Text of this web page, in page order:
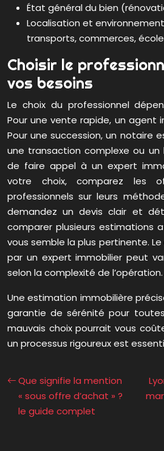
État général du bien
Localisation et
transports, commerces,
Choisir le
vos besoins
Le choix du professionnel
Pour une vente rapide, un agent
Pour une succession, un notaire
une transaction complexe ou
de faire appel à un expert
votre choix, comparez les
professionnels sur leurs
demandez un devis clair et
comparer plusieurs estimations
vous semble la plus pertinente.
par un expert immobilier peut
selon la complexité de l’opération.
Une estimation immobilière
garantie de sérénité pour
mauvais choix pourrait vous
un processus rigoureux est
Que signifie la mention
« sous offre d’achat » ?
le guide complet